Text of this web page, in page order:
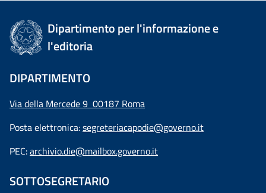
Dipartimento per l'informazione e
l'editoria
DIPARTIMENTO
Via della Mercede 9 00187 Roma
Posta elettronica:segreteriacapodie@governo.it
PEC:archivio.die@mailbox.governo.it
SOTTOSEGRETARIO